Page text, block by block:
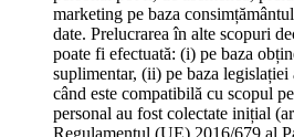
marketing pe baza
date. Prelucrarea în alte scopuri
poate fi efectuată: (i) pe baza
suplimentar, (ii) pe baza
când este compatibilă cu scopul
personal au fost colectate inițial
Regulamentul (UE) 2016/679 al